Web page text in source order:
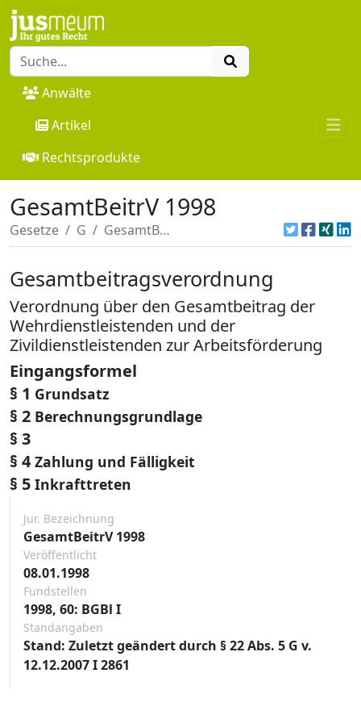
Anwälte
Artikel
Rechtsprodukte
GesamtBeitrV 1998
Gesetze G GesamtBeitrV 1998
Gesamtbeitragsverordnung
Verordnung über den Gesamtbeitrag der
Wehrdienstleistenden und der
Zivildienstleistenden zur Arbeitsförderung
Eingangsformel
§ 1 Grundsatz
§ 2 Berechnungsgrundlage
§ 3
§ 4 Zahlung und Fälligkeit
§ 5 Inkrafttreten
Jur. Bezeichnung
GesamtBeitrV 1998
Veröffentlicht
08.01.1998
Fundstellen
1998, 60: BGBl I
Standangaben
Stand: Zuletzt geändert durch § 22 Abs. 5 G v.
12.12.2007 I 2861